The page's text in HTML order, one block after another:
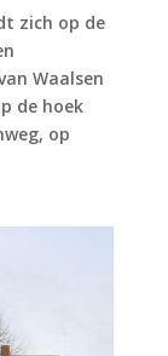
zich op de
Waalsen
de hoek
op